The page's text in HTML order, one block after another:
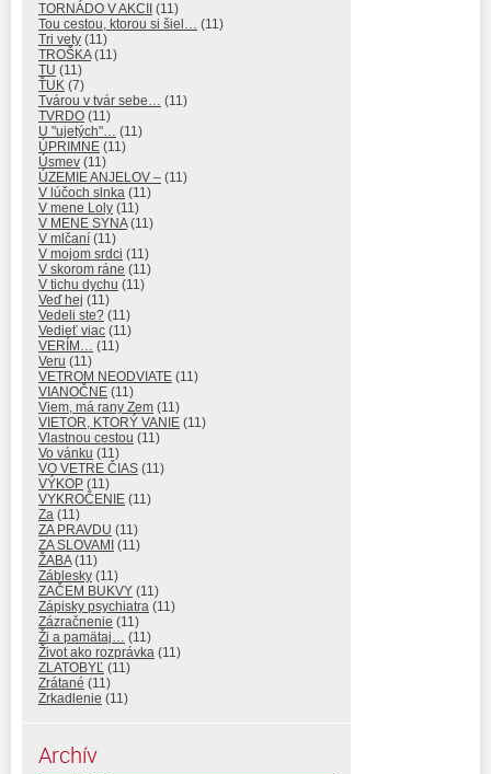
TORNÁDO V AKCII
(11)
Tou cestou, ktorou si šiel… (11)
Tri vety (11)
TROŠKA(11)
TU (11)
ŤUK (7)
Tvárou v tvár sebe… (11)
TVRDO (11)
U "ujetých"… (11)
ÚPRIMNE (11)
Úsmev (11)
ÚZEMIE ANJELOV – (11)
V lúčoch slnka (11)
V mene Loly (11)
V MENE SYNA(11)
V mlčaní (11)
V mojom srdci (11)
V skorom ráne (11)
V tichu dychu (11)
Veď hej (11)
Vedeli ste? (11)
Vedieť viac (11)
VERÍM… (11)
Veru (11)
VETROM NEODVIATE (11)
VIANOČNE (11)
Viem, má rany Zem (11)
VIETOR, KTORÝ VANIE (11)
Vlastnou cestou (11)
Vo vánku (11)
VO VETRE ČIAS (11)
VÝKOP (11)
VYKROČENIE (11)
Za (11)
ZA PRAVDU (11)
ZA SLOVAMI (11)
ŽABA(11)
Záblesky (11)
ZAČEM BUKVY (11)
Zápisky psychiatra (11)
Zázračnenie (11)
Ži a pamätaj… (11)
Život ako rozprávka (11)
ZLATOBYĽ (11)
Zrátané (11)
Zrkadlenie (11)
Archív